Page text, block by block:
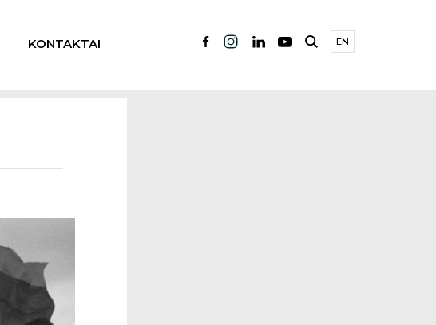
KONTAKTAI EN